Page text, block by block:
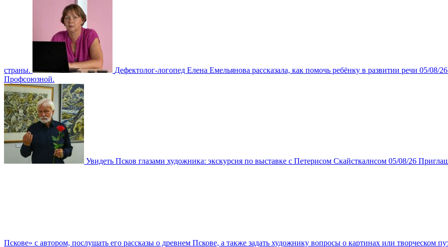
страны. Дефектолог-логопед Елена Емельянова рассказала, как помочь ребёнку в развитии речи 05/08/26
Профсоюзной.
Увидеть Псков глазами художника: экскурсия по выставке с Петерисом Скайсткалнсом 05/08/26
Пскове» с автором, послушать его рассказы о древнем Пскове, а также задать художнику вопросы о картинах или творческом